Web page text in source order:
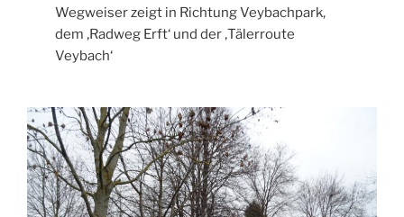
Wegweiser zeigt in Richtung Veybachpark,
dem ‚Radweg Erft‘ und der ‚Tälerroute
Veybach‘